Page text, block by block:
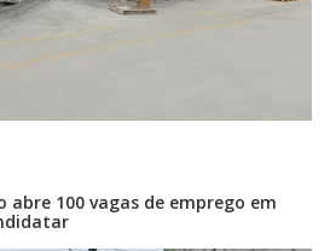
abre 100 vagas de emprego em